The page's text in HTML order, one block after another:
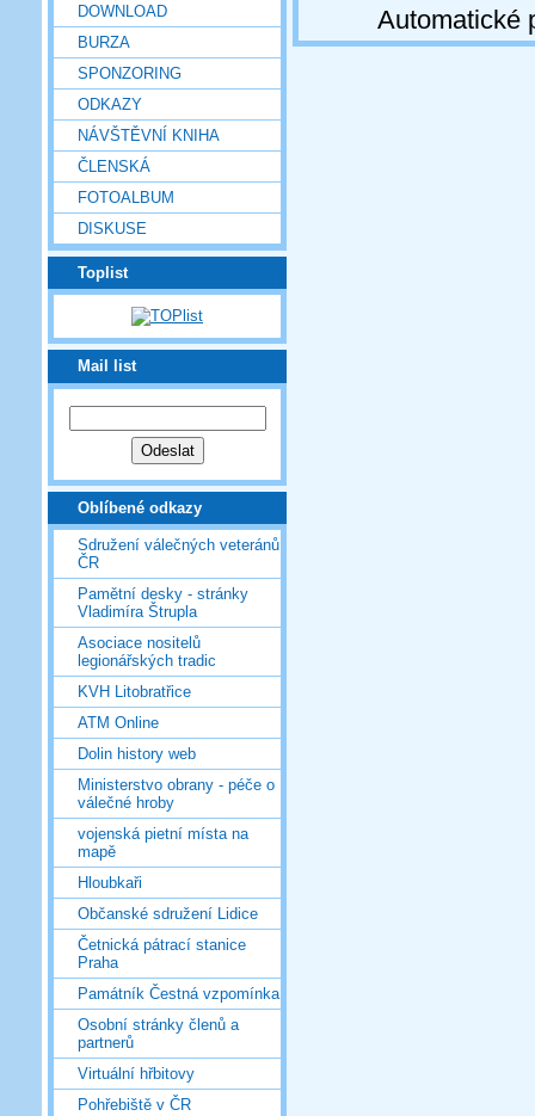
DOWNLOAD
BURZA
SPONZORING
ODKAZY
NÁVŠTĚVNÍ KNIHA
ČLENSKÁ
FOTOALBUM
DISKUSE
Toplist
Mail list
Oblíbené odkazy
Sdružení válečných veteránů
ČR
Pamětní desky - stránky
Vladimíra Štrupla
Asociace nositelů
legionářských tradic
KVH Litobratřice
ATM Online
Dolin history web
Ministerstvo obrany - péče o
válečné hroby
vojenská pietní místa na
mapě
Hloubkaři
Občanské sdružení Lidice
Četnická pátrací stanice
Praha
Památník Čestná vzpomínka
Osobní stránky členů a
partnerů
Virtuální hřbitovy
Pohřebiště v ČR
Automatické